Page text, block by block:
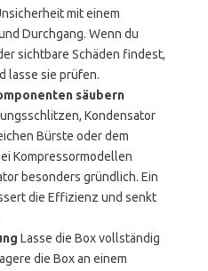
mit einem
Durchgang. Wenn du
sichtbare Schäden findest,
lasse sie prüfen.
säubern
Kondensator
Bürste oder dem
Kompressormodellen
besonders gründlich. Ein
die Effizienz und senkt
Lasse die Box vollständig
die Box an einem